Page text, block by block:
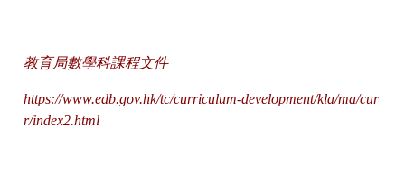
教育局數學科課程文件
https://www.edb.gov.hk/tc/curriculum-development/kla/ma/cur
r/index2.html